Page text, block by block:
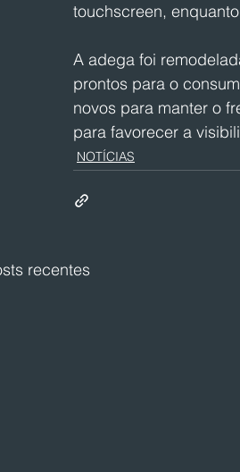
touchscreen,
A adega foi
prontos para o
novos para manter o
para favorecer a
NOTÍCIAS
recentes